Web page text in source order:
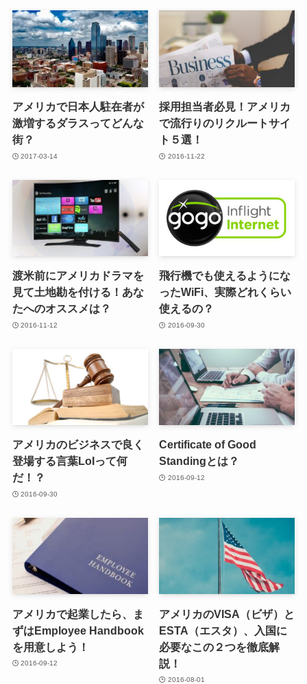
アメリカで日本人駐在者が
激増するダラスってどんな
街？
2017-03-14
採用担当者必見！アメリカ
で流行りのリクルートサイ
ト５選！
2016-11-22
渡米前にアメリカドラマを
見て土地勘を付ける！あな
たへのオススメは？
2016-11-12
飛行機でも使えるようにな
ったWiFi、実際どれくらい
使えるの？
2016-09-30
アメリカのビジネスで良く
登場する言葉LoIって何
だ！？
2016-09-30
Certificate of Good
Standingとは？
2016-09-12
アメリカで起業したら、ま
ずはEmployee Handbook
を用意しよう！
2016-09-12
アメリカのVISA（ビザ）と
ESTA（エスタ）、入国に
必要なこの２つを徹底解
説！
2016-08-01